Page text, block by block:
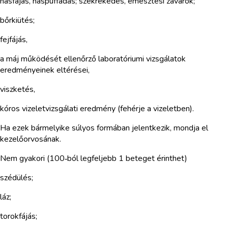
bőrkiütés;
fejfájás,
a máj működését ellenőrző laboratóriumi vizsgálatok
eredményeinek eltérései,
viszketés,
kóros vizeletvizsgálati eredmény (fehérje a vizeletben).
Ha ezek bármelyike súlyos formában jelentkezik, mondja el
kezelőorvosának.
Nem gyakori (100‑ból legfeljebb 1 beteget érinthet)
szédülés;
láz;
torokfájás;